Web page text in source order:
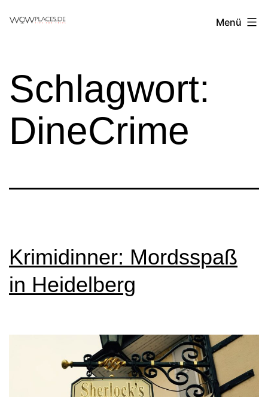
Reiseblog
Menü
Schlagwort:
DineCrime
Krimidinner: Mordsspaß
in Heidelberg